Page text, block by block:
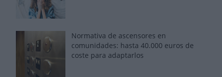
Normativa de ascensores en
comunidades: hasta 40.000 euros de
coste para adaptarlos